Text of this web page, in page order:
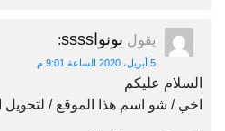
يقول بونواssss :
5 أبريل، 2020 الساعة 9:01 م
السلام عليكم
اخي / شو اسم هذا الموقع / لتحويل